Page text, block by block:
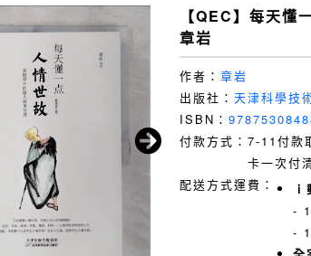
【QEC】每天懂
章岩
作者： 章岩
出版社： 天津科學技
ISBN：
付款方式： 7-11付款
卡一次付
配送方式運費：
-
-